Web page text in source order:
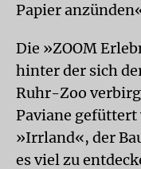
Papier
Die »ZOOM
hinter der sich
Ruhr-Zoo
Paviane gefüttert
»Irrland«, der
es viel zu